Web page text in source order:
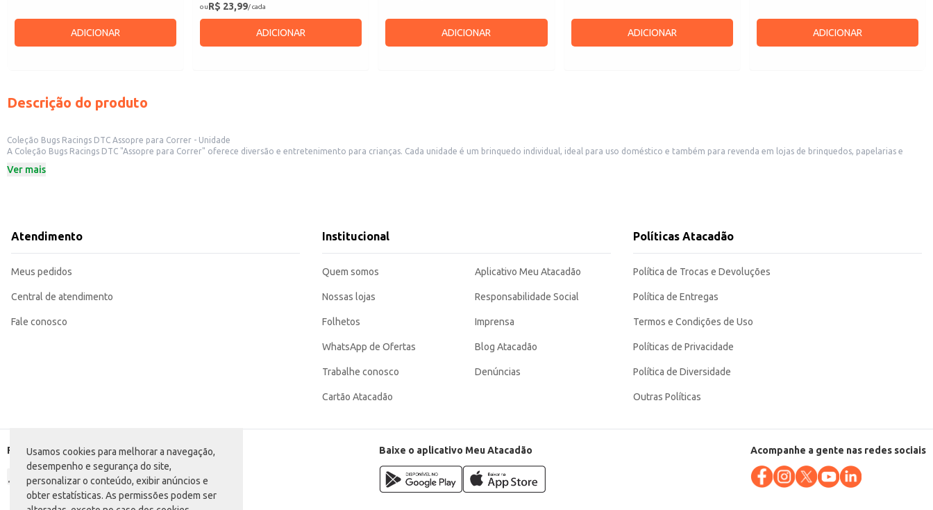
Usamos cookies para melhorar a navegação,
desempenho e segurança do site,
personalizar o conteúdo, exibir anúncios e
obter estatísticas. As permissões podem ser
ADICIONAR
ouR$ 23,99/ cada
ADICIONAR ADICIONAR ADICIONAR ADICIONAR
Descrição do produto
Coleção Bugs Racings DTC Assopre para Correr - Unidade
A Coleção Bugs Racings DTC "Assopre para Correr" oferece diversão e entretenimento para crianças. Cada unidade é um brinquedo individual, ideal para uso doméstico e também para revenda em lojas de brinquedos, papelarias e
Marca: DTC
A Coleção Bugs Racings DTC "Assopre para Correr" proporciona momentos de alegria e diversão para as crianças, sendo uma opção prática e atrativa para o público infantil.
Ver mais
Atendimento
Meus pedidos
Central de atendimento
Fale conosco
Institucional
Quem somos
Nossas lojas
Folhetos
WhatsApp de Ofertas
Trabalhe conosco
Cartão Atacadão
Aplicativo Meu Atacadão
Responsabilidade Social
Imprensa
Blog Atacadão
Denúncias
Políticas Atacadão
Política de Trocas e Devoluções
Política de Entregas
Termos e Condições de Uso
Políticas de Privacidade
Política de Diversidade
Outras Políticas
Formas de pagamento Baixe o aplicativo Meu Atacadão Acompanhe a gente nas redes sociais